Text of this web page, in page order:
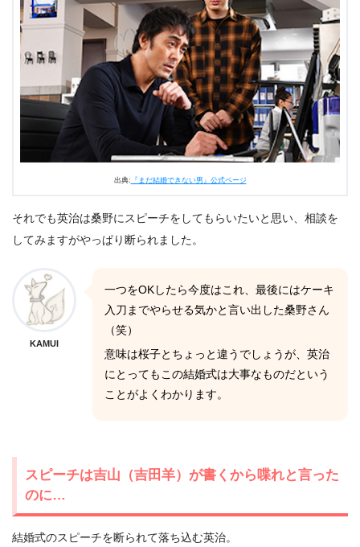
出典: 『まだ結婚できない男』公式ページ
それでも英治は桑野にスピーチをしてもらいたいと思い、相談を
してみますがやっぱり断られました。
KAMUI
一つをOKしたら今度はこれ、最後にはケーキ
入刀までやらせる気かと言い出した桑野さん
（笑）
意味は桜子とちょっと違うでしょうが、英治
にとってもこの結婚式は大事なものだという
ことがよくわかります。
スピーチは吉山（吉田羊）が書くから喋れと言った
のに…
結婚式のスピーチを断られて落ち込む英治。